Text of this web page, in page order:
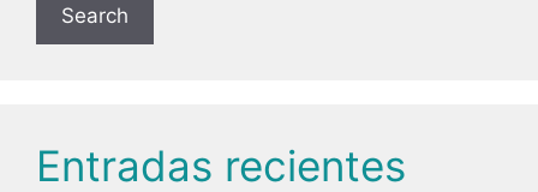
Search
Entradas recientes